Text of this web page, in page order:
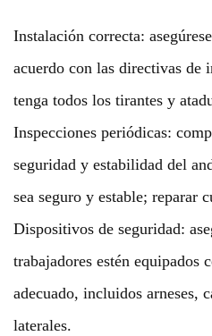
Instalación correcta:
acuerdo con las directivas de
tenga todos los tirantes y
Inspecciones periódicas:
seguridad y estabilidad del
sea seguro y estable; reparar
Dispositivos de seguridad:
trabajadores estén equipados
adecuado, incluidos arneses,
laterales.